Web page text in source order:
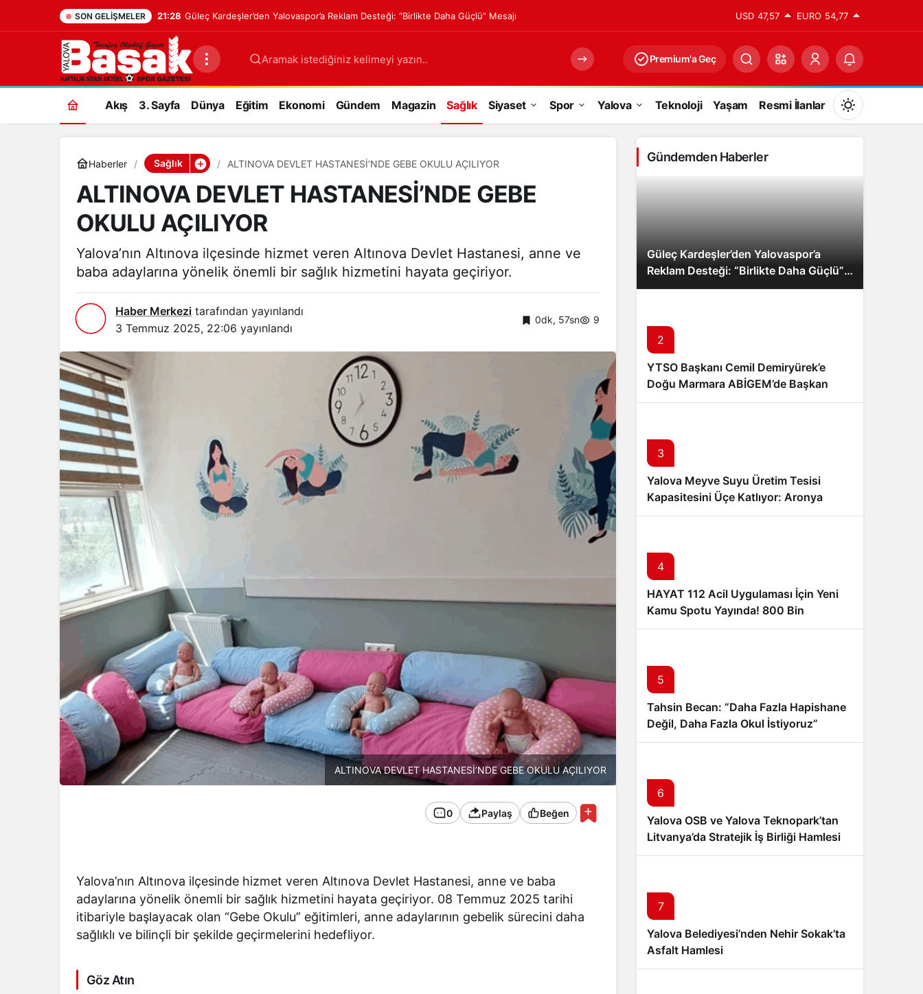
SON GELIŞMELER 21:28 Güleç Kardeşler’den Yalovaspor’a Reklam Desteği: “Birlikte Daha Güçlü” Mesajı USD 47,57 EURO 54,77
Aramak istediğiniz kelimeyi yazın.. Premium'a Geç
Akış 3. Sayfa Dünya Eğitim Ekonomi Gündem Magazin Sağlık Siyaset Spor Yalova Teknoloji Yaşam Resmi İlanlar
Mod
değiştir
Gece Modu
Haberler Sağlık ALTINOVA DEVLET HASTANESİ’NDE GEBE OKULU AÇILIYOR
ALTINOVA DEVLET HASTANESİ’NDE GEBE
OKULU AÇILIYOR
Yalova’nın Altınova ilçesinde hizmet veren Altınova Devlet Hastanesi, anne ve
baba adaylarına yönelik önemli bir sağlık hizmetini hayata geçiriyor.
Haber Merkezi tarafından yayınlandı
3 Temmuz 2025, 22:06 yayınlandı
0dk, 57sn 9
ALTINOVA DEVLET HASTANESİ’NDE GEBE OKULU AÇILIYOR
0 Paylaş Beğen
Yalova’nın Altınova ilçesinde hizmet veren Altınova Devlet Hastanesi, anne ve baba
adaylarına yönelik önemli bir sağlık hizmetini hayata geçiriyor. 08 Temmuz 2025 tarihi
itibariyle başlayacak olan “Gebe Okulu” eğitimleri, anne adaylarının gebelik sürecini daha
sağlıklı ve bilinçli bir şekilde geçirmelerini hedefliyor.
Göz Atın
Gündemden Haberler
Güleç Kardeşler’den Yalovaspor’a
Reklam Desteği: “Birlikte Daha Güçlü”
Mesajı
2
YTSO Başkanı Cemil Demiryürek’e
Doğu Marmara ABİGEM’de Başkan
Yardımcılığı Görevi
3
Yalova Meyve Suyu Üretim Tesisi
Kapasitesini Üçe Katlıyor: Aronya
Üreticisine Büyük Destek
4
HAYAT 112 Acil Uygulaması İçin Yeni
Kamu Spotu Yayında! 800 Bin
İndirmeyi Aştı
5
Tahsin Becan: “Daha Fazla Hapishane
Değil, Daha Fazla Okul İstiyoruz”
6
Yalova OSB ve Yalova Teknopark’tan
Litvanya’da Stratejik İş Birliği Hamlesi
7
Yalova Belediyesi’nden Nehir Sokak’ta
Asfalt Hamlesi